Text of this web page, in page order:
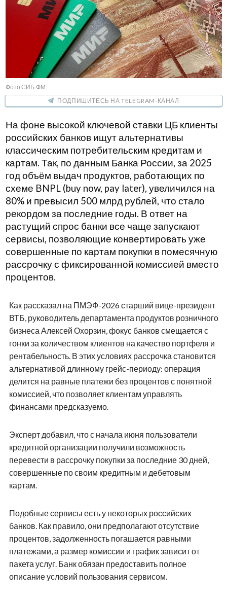
Фото СИБ.ФМ
ПОДПИШИТЕСЬ НА TELEGRAM-КАНАЛ
На фоне высокой ключевой ставки ЦБ клиенты
российских банков ищут альтернативы
классическим потребительским кредитам и
картам. Так, по данным Банка России, за 2025
год объём выдач продуктов, работающих по
схеме BNPL (buy now, pay later), увеличился на
80% и превысил 500 млрд рублей, что стало
рекордом за последние годы. В ответ на
растущий спрос банки все чаще запускают
сервисы, позволяющие конвертировать уже
совершенные по картам покупки в помесячную
рассрочку с фиксированной комиссией вместо
процентов.
Как рассказал на ПМЭФ-2026 старший вице-президент
ВТБ, руководитель департамента продуктов розничного
бизнеса Алексей Охорзин, фокус банков смещается с
гонки за количеством клиентов на качество портфеля и
рентабельность. В этих условиях рассрочка становится
альтернативой длинному грейс-периоду: операция
делится на равные платежи без процентов с понятной
комиссией, что позволяет клиентам управлять
финансами предсказуемо.
Эксперт добавил, что с начала июня пользователи
кредитной организации получили возможность
перевести в рассрочку покупки за последние 30 дней,
совершенные по своим кредитным и дебетовым
картам.
Подобные сервисы есть у некоторых российских
банков. Как правило, они предполагают отсутствие
процентов, задолженность погашается равными
платежами, а размер комиссии и график зависит от
пакета услуг. Банк обязан предоставить полное
описание условий пользования сервисом.